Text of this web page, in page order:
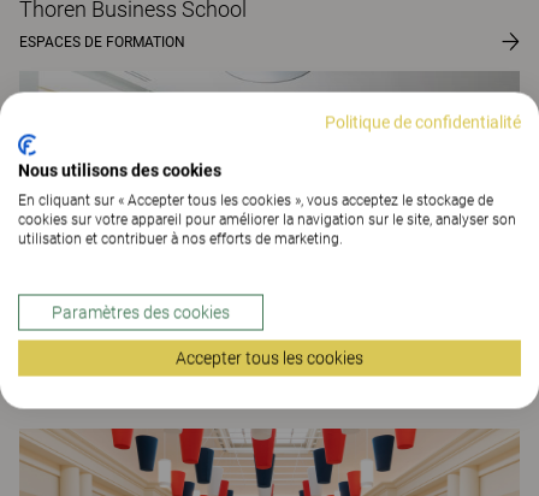
Thoren Business School
ESPACES DE FORMATION
Politique de confidentialité
Nous utilisons des cookies
En cliquant sur « Accepter tous les cookies », vous acceptez le stockage de
cookies sur votre appareil pour améliorer la navigation sur le site, analyser son
utilisation et contribuer à nos efforts de marketing.
Paramètres des cookies
Accepter tous les cookies